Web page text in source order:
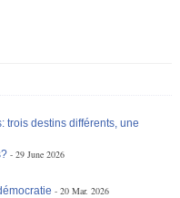
trois destins différents, une
29 June 2026
20 Mar. 2026